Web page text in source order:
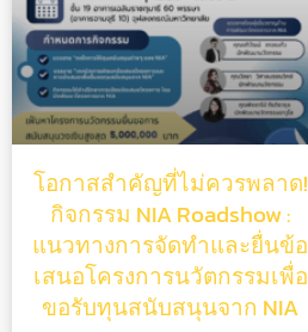
โอกาสสำคัญที่ไม่ควรพลาด!
กิจกรรม NIA Roadshow :
แนวทางการจัดทำและยื่นข้อ
เสนอโครงการนวัตกรรมเพื่อ
ขอรับทุนสนับสนุนจาก NIA